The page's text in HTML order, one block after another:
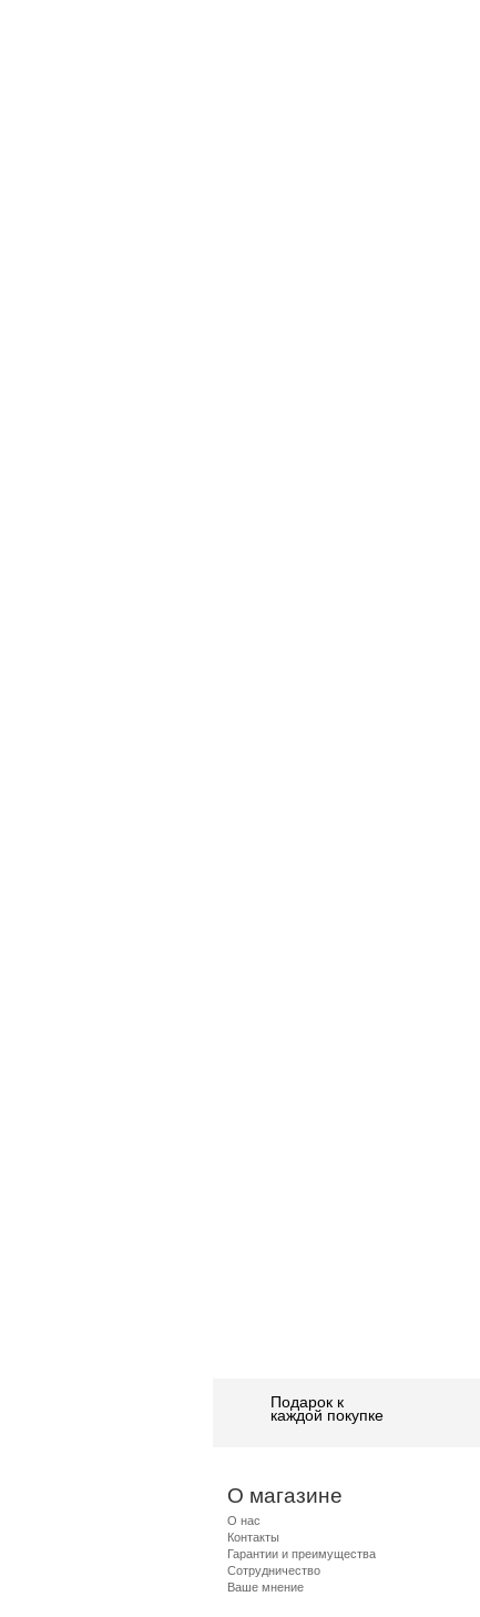
Подарок к
каждой покупке
О магазине
О нас
Контакты
Гарантии и преимущества
Сотрудничество
Ваше мнение